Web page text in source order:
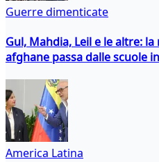
Guerre dimenticate
Gul, Mahdia, Leil e le altre:
afghane passa dalle scuole
America Latina